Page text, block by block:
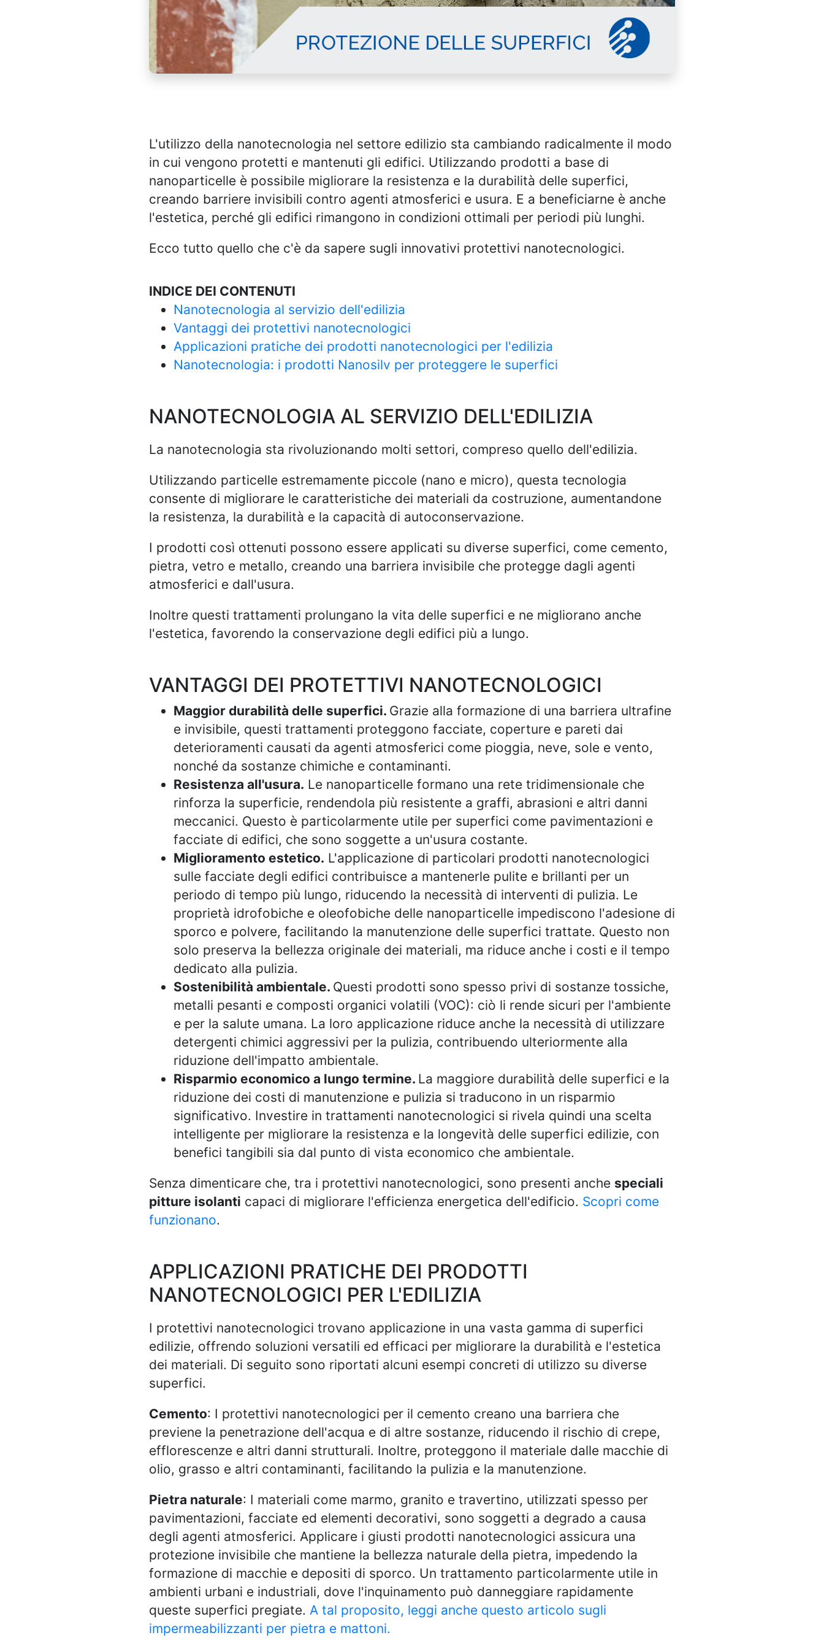
L'utilizzo della nanotecnologia nel settore edilizio sta cambiando radicalmente il modo
in cui vengono protetti e mantenuti gli edifici. Utilizzando prodotti a base di
nanoparticelle è possibile migliorare la resistenza e la durabilità delle superfici,
creando barriere invisibili contro agenti atmosferici e usura. E a beneficiarne è anche
l'estetica, perché gli edifici rimangono in condizioni ottimali per periodi più lunghi.
Ecco tutto quello che c'è da sapere sugli innovativi protettivi nanotecnologici.
INDICE DEI CONTENUTI
Nanotecnologia al servizio dell'edilizia
Vantaggi dei protettivi nanotecnologici
Applicazioni pratiche dei prodotti nanotecnologici per l'edilizia
Nanotecnologia: i prodotti Nanosilv per proteggere le superfici
NANOTECNOLOGIA AL SERVIZIO DELL'EDILIZIA
La nanotecnologia sta rivoluzionando molti settori, compreso quello dell'edilizia.
Utilizzando particelle estremamente piccole (nano e micro), questa tecnologia
consente di migliorare le caratteristiche dei materiali da costruzione, aumentandone
la resistenza, la durabilità e la capacità di autoconservazione.
I prodotti così ottenuti possono essere applicati su diverse superfici, come cemento,
pietra, vetro e metallo, creando una barriera invisibile che protegge dagli agenti
atmosferici e dall'usura.
Inoltre questi trattamenti prolungano la vita delle superfici e ne migliorano anche
l'estetica, favorendo la conservazione degli edifici più a lungo.
VANTAGGI DEI PROTETTIVI NANOTECNOLOGICI
Maggior durabilità delle superfici. Grazie alla formazione di una barriera ultrafine
e invisibile, questi trattamenti proteggono facciate, coperture e pareti dai
deterioramenti causati da agenti atmosferici come pioggia, neve, sole e vento,
nonché da sostanze chimiche e contaminanti.
Resistenza all'usura. Le nanoparticelle formano una rete tridimensionale che
rinforza la superficie, rendendola più resistente a graffi, abrasioni e altri danni
meccanici. Questo è particolarmente utile per superfici come pavimentazioni e
facciate di edifici, che sono soggette a un'usura costante.
Miglioramento estetico. L'applicazione di particolari prodotti nanotecnologici
sulle facciate degli edifici contribuisce a mantenerle pulite e brillanti per un
periodo di tempo più lungo, riducendo la necessità di interventi di pulizia. Le
proprietà idrofobiche e oleofobiche delle nanoparticelle impediscono l'adesione di
sporco e polvere, facilitando la manutenzione delle superfici trattate. Questo non
solo preserva la bellezza originale dei materiali, ma riduce anche i costi e il tempo
dedicato alla pulizia.
Sostenibilità ambientale. Questi prodotti sono spesso privi di sostanze tossiche,
metalli pesanti e composti organici volatili (VOC): ciò li rende sicuri per l'ambiente
e per la salute umana. La loro applicazione riduce anche la necessità di utilizzare
detergenti chimici aggressivi per la pulizia, contribuendo ulteriormente alla
riduzione dell'impatto ambientale.
Risparmio economico a lungo termine. La maggiore durabilità delle superfici e la
riduzione dei costi di manutenzione e pulizia si traducono in un risparmio
significativo. Investire in trattamenti nanotecnologici si rivela quindi una scelta
intelligente per migliorare la resistenza e la longevità delle superfici edilizie, con
benefici tangibili sia dal punto di vista economico che ambientale.
Senza dimenticare che, tra i protettivi nanotecnologici, sono presenti anche speciali
pitture isolanti capaci di migliorare l'efficienza energetica dell'edificio. Scopri come
funzionano.
APPLICAZIONI PRATICHE DEI PRODOTTI
NANOTECNOLOGICI PER L'EDILIZIA
I protettivi nanotecnologici trovano applicazione in una vasta gamma di superfici
edilizie, offrendo soluzioni versatili ed efficaci per migliorare la durabilità e l'estetica
dei materiali. Di seguito sono riportati alcuni esempi concreti di utilizzo su diverse
superfici.
Cemento: I protettivi nanotecnologici per il cemento creano una barriera che
previene la penetrazione dell'acqua e di altre sostanze, riducendo il rischio di crepe,
efflorescenze e altri danni strutturali. Inoltre, proteggono il materiale dalle macchie di
olio, grasso e altri contaminanti, facilitando la pulizia e la manutenzione.
Pietra naturale: I materiali come marmo, granito e travertino, utilizzati spesso per
pavimentazioni, facciate ed elementi decorativi, sono soggetti a degrado a causa
degli agenti atmosferici. Applicare i giusti prodotti nanotecnologici assicura una
protezione invisibile che mantiene la bellezza naturale della pietra, impedendo la
formazione di macchie e depositi di sporco. Un trattamento particolarmente utile in
ambienti urbani e industriali, dove l'inquinamento può danneggiare rapidamente
queste superfici pregiate. A tal proposito, leggi anche questo articolo sugli
impermeabilizzanti per pietra e mattoni.